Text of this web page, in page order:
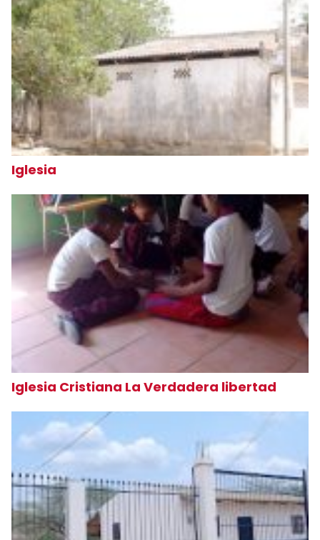
Iglesia
Iglesia Cristiana La Verdadera libertad